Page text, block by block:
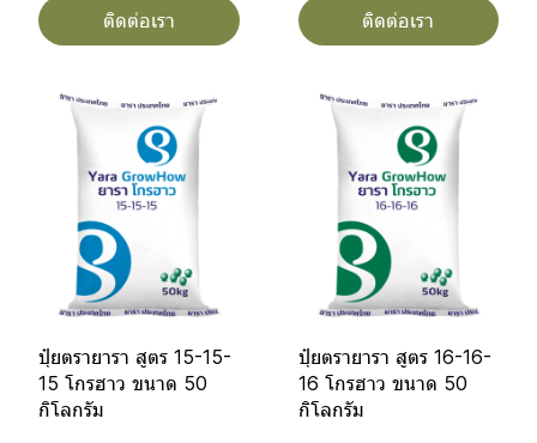
ติดต่อเรา ติดต่อเรา
ปุ๋ยตรายารา สูตร 15-15-
15 โกรฮาว ขนาด 50
กิโลกรัม
ปุ๋ยตรายารา สูตร 16-16-
16 โกรฮาว ขนาด 50
กิโลกรัม